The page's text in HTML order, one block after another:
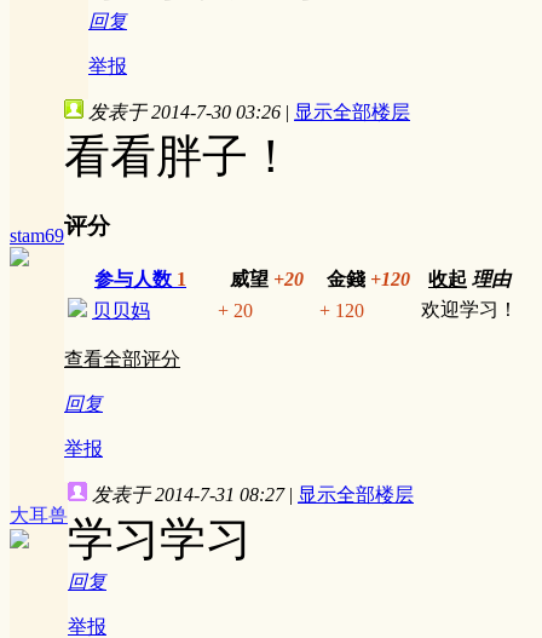
回复
举报
stam69
发表于 2014-7-30 03:26 | 显示全部楼层
看看胖子！
评分
参与人数 1 威望 +20 金錢 +120 收起 理由
贝贝妈
+ 20 + 120 欢迎学习！
查看全部评分
回复
举报
大耳兽
发表于 2014-7-31 08:27 | 显示全部楼层
学习学习
回复
举报